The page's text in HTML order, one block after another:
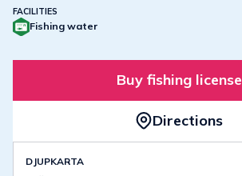
FACILITIES
Fishing water
Buy fishing license
Directions
DJUPKARTA